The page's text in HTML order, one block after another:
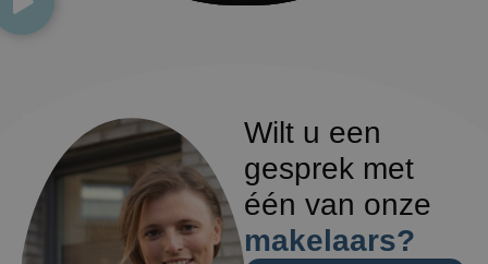
Wilt u een
gesprek met
één van onze
makelaars?